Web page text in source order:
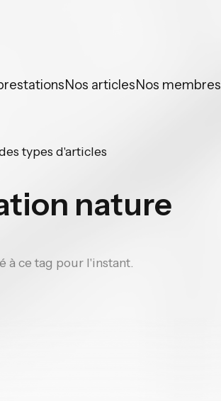
Nos articlesNos membres
types d'articles
nature
à ce tag pour l'instant.